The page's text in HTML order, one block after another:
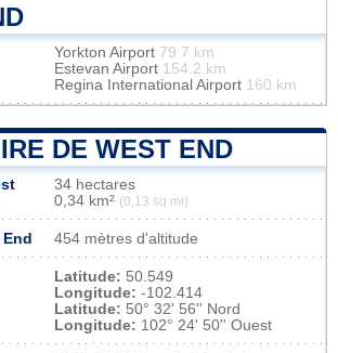
Yorkton Airport 79.7 km
Estevan Airport 154.2 km
Regina International Airport 160 km
DE WEST END
34 hectares
0,34 km² (0,13 sq mi)
454 mètres d'altitude
Latitude: 50.549
Longitude: -102.414
Latitude: 50° 32' 56'' Nord
Longitude: 102° 24' 50'' Ouest